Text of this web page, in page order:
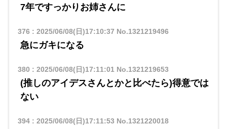
7年ですっかりお姉さんに
376 : 2025/06/08(日)17:10:37 No.1321219496
急にガキになる
380 : 2025/06/08(日)17:11:01No.1321219653
(推しのアイデスさんとかと比べたら)得意では
ない
394: 2025/06/08(日)17:11:53 No.1321220018